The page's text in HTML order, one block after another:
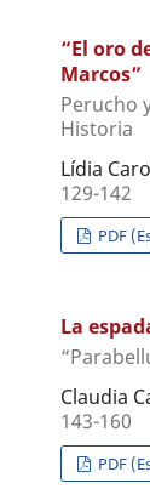
“El oro
Marcos”
Perucho
Historia
Lídia
129-142
PDF
La
Claudia
143-160
PDF